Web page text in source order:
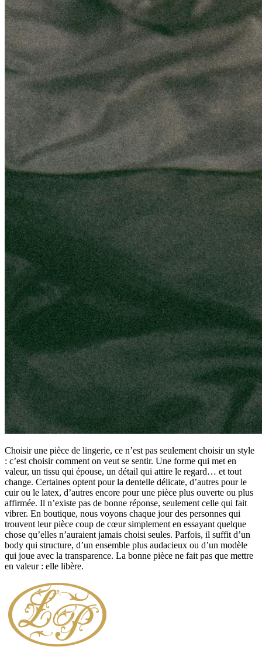
Choisir une pièce de lingerie, ce n’est pas seulement choisir un style
: c’est choisir comment on veut se sentir. Une forme qui met en
valeur, un tissu qui épouse, un détail qui attire le regard… et tout
change. Certaines optent pour la dentelle délicate, d’autres pour le
cuir ou le latex, d’autres encore pour une pièce plus ouverte ou plus
affirmée. Il n’existe pas de bonne réponse, seulement celle qui fait
vibrer. En boutique, nous voyons chaque jour des personnes qui
trouvent leur pièce coup de cœur simplement en essayant quelque
chose qu’elles n’auraient jamais choisi seules. Parfois, il suffit d’un
body qui structure, d’un ensemble plus audacieux ou d’un modèle
qui joue avec la transparence. La bonne pièce ne fait pas que mettre
en valeur : elle libère.